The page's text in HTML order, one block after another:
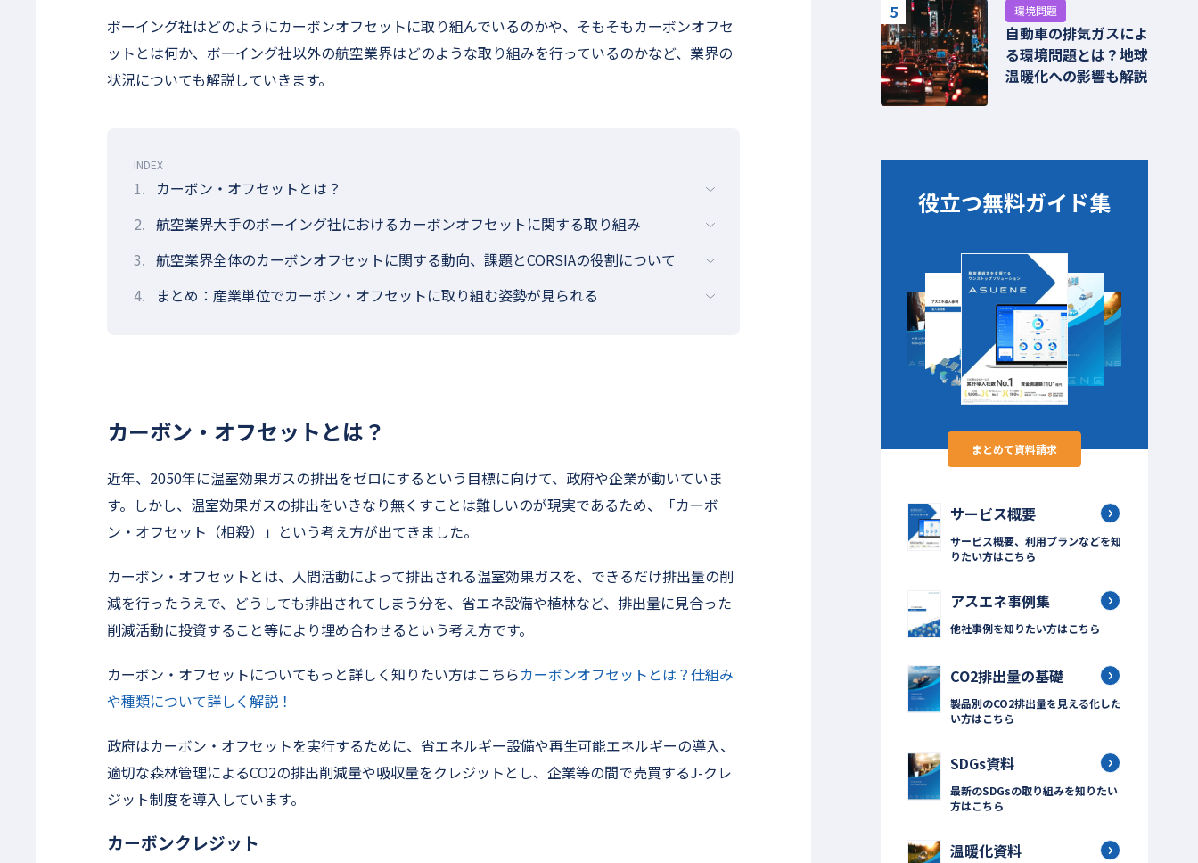
ボーイング社はどのようにカーボンオフセットに取り組んでいるのかや、そもそもカーボンオフセ
ットとは何か、ボーイング社以外の航空業界はどのような取り組みを行っているのかなど、業界の
状況についても解説していきます。
INDEX
1.
カーボン・オフセットとは？
2. 航空業界大手のボーイング社におけるカーボンオフセットに関する取り組み
3. 航空業界全体のカーボンオフセットに関する動向、課題とCORSIAの役割について
4.
まとめ：産業単位でカーボン・オフセットに取り組む姿勢が見られる
カーボン・オフセットとは？
近年、2050年に温室効果ガスの排出をゼロにするという目標に向けて、政府や企業が動いていま
す。しかし、温室効果ガスの排出をいきなり無くすことは難しいのが現実であるため、「カーボ
ン・オフセット（相殺）」という考え方が出てきました。
カーボン・オフセットとは、人間活動によって排出される温室効果ガスを、できるだけ排出量の削
減を行ったうえで、どうしても排出されてしまう分を、省エネ設備や植林など、排出量に見合った
削減活動に投資すること等により埋め合わせるという考え方です。
カーボン・オフセットについてもっと詳しく知りたい方はこちらカーボンオフセットとは？仕組み
や種類について詳しく解説！
政府はカーボン・オフセットを実行するために、省エネルギー設備や再生可能エネルギーの導入、
適切な森林管理によるCO2の排出削減量や吸収量をクレジットとし、企業等の間で売買するJ-クレ
ジット制度を導入しています。
カーボンクレジット
5 環境問題
自動車の排気ガスによ
る環境問題とは？地球
温暖化への影響も解説
役立つ無料ガイド集​​
まとめて資料請求
サービス概要
サービス概要、利用プランなどを知
りたい方はこちら
アスエネ事例集
他社事例を知りたい方はこちら
CO2排出量の基礎
製品別のCO2排出量を見える化した
い方はこちら
SDGs資料
最新のSDGsの取り組みを知りたい
方はこちら
温暖化資料